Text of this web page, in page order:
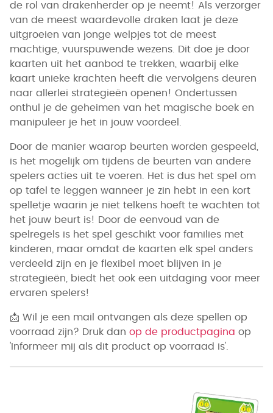
de rol van drakenherder op je neemt! Als verzorger
van de meest waardevolle draken laat je deze
uitgroeien van jonge welpjes tot de meest
machtige, vuurspuwende wezens. Dit doe je door
kaarten uit het aanbod te trekken, waarbij elke
kaart unieke krachten heeft die vervolgens deuren
naar allerlei strategieën openen! Ondertussen
onthul je de geheimen van het magische boek en
manipuleer je het in jouw voordeel.
Door de manier waarop beurten worden gespeeld,
is het mogelijk om tijdens de beurten van andere
spelers acties uit te voeren. Het is dus het spel om
op tafel te leggen wanneer je zin hebt in een kort
spelletje waarin je niet telkens hoeft te wachten tot
het jouw beurt is! Door de eenvoud van de
spelregels is het spel geschikt voor families met
kinderen, maar omdat de kaarten elk spel anders
verdeeld zijn en je flexibel moet blijven in je
strategieën, biedt het ook een uitdaging voor meer
ervaren spelers!
📩 Wil je een mail ontvangen als deze spellen op
voorraad zijn? Druk dan op de productpagina op
'Informeer mij als dit product op voorraad is'.